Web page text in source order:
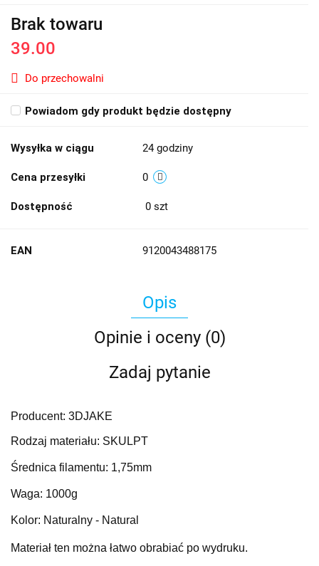
Brak towaru
39.00
Do przechowalni
Powiadom gdy produkt będzie dostępny
Wysyłka w ciągu 24 godziny
Cena przesyłki 0
Dostępność 0 szt
EAN 9120043488175
Opis
Opinie i oceny (0)
Zadaj pytanie
Producent: 3DJAKE
Rodzaj materiału: SKULPT
Średnica filamentu: 1,75mm
Waga: 1000g
Kolor: Naturalny - Natural
Materiał ten można łatwo obrabiać po wydruku.